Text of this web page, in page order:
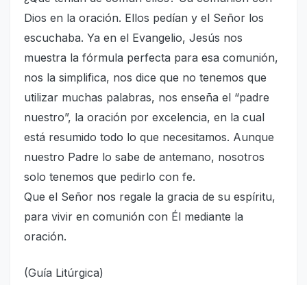
Dios en la oración. Ellos pedían y el Señor los
escuchaba. Ya en el Evangelio, Jesús nos
muestra la fórmula perfecta para esa comunión,
nos la simplifica, nos dice que no tenemos que
utilizar muchas palabras, nos enseña el “padre
nuestro”, la oración por excelencia, en la cual
está resumido todo lo que necesitamos. Aunque
nuestro Padre lo sabe de antemano, nosotros
solo tenemos que pedirlo con fe.
Que el Señor nos regale la gracia de su espíritu,
para vivir en comunión con Él mediante la
oración.
(Guía Litúrgica)